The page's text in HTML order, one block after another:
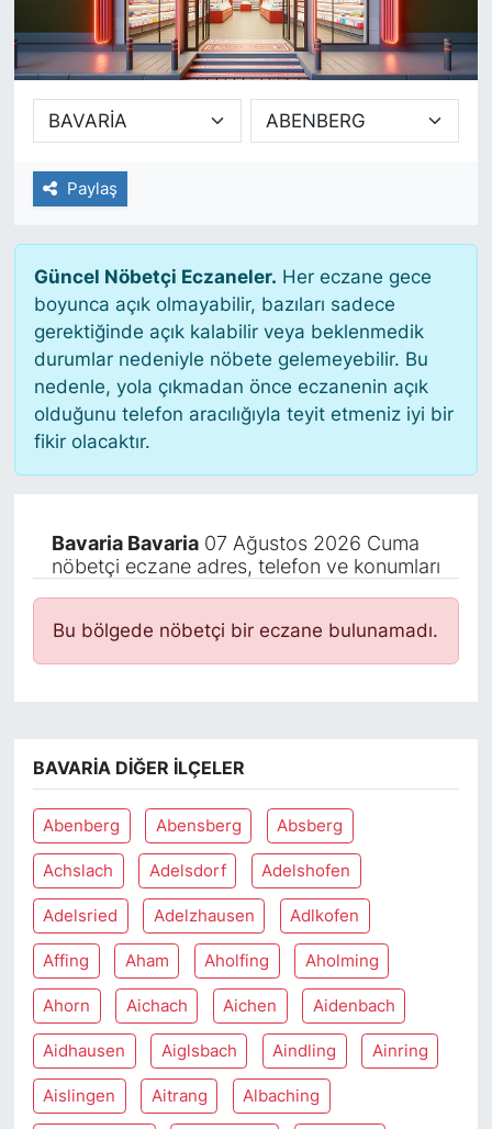
Paylaş
Güncel Nöbetçi Eczaneler. Her eczane gece
boyunca açık olmayabilir, bazıları sadece
gerektiğinde açık kalabilir veya beklenmedik
durumlar nedeniyle nöbete gelemeyebilir. Bu
nedenle, yola çıkmadan önce eczanenin açık
olduğunu telefon aracılığıyla teyit etmeniz iyi bir
fikir olacaktır.
Bavaria Bavaria07 Ağustos 2026 Cuma
nöbetçi eczane adres, telefon ve konumları
Bu bölgede nöbetçi bir eczane bulunamadı.
BAVARIA DIĞER İLÇELER
Abenberg Abensberg Absberg
Achslach Adelsdorf Adelshofen
Adelsried Adelzhausen Adlkofen
Affing Aham Aholfing Aholming
Ahorn Aichach Aichen Aidenbach
Aidhausen Aiglsbach Aindling Ainring
Aislingen Aitrang Albaching
SİYASET
SAĞLIK